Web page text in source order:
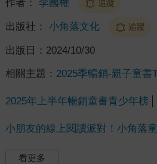
作者： 李國權 追蹤
出版社： 小角落文化 追蹤
出版日： 2024/10/30
相關主題： 2025季暢銷-親子童書
2025年上半年暢銷童書青少年榜
小朋友的線上閱讀派對！小角落
看更多